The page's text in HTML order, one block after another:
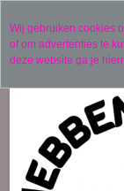
06 11441834
Wij gebruiken cookies
of om advertenties te
deze website ga je